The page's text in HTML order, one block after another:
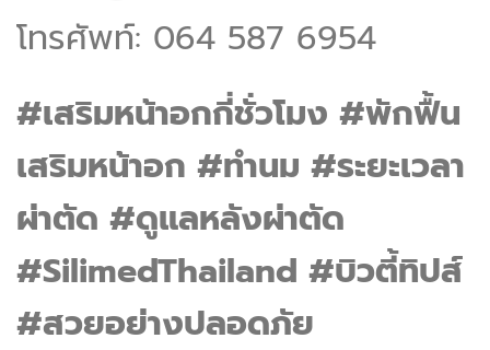
โทรศัพท์: 064 587 6954
#เสริมหน้าอกกี่ชั่วโมง #พักฟื้น
เสริมหน้าอก #ทำนม #ระยะเวลา
ผ่าตัด #ดูแลหลังผ่าตัด
#SilimedThailand #บิวตี้ทิปส์
#สวยอย่างปลอดภัย